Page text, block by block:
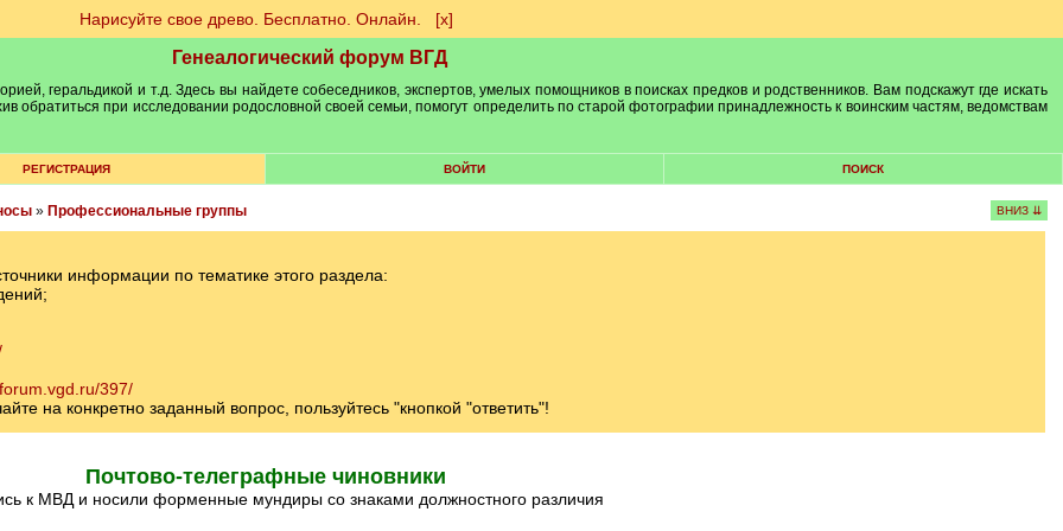
Нарисуйте свое древо. Бесплатно. Онлайн. [х]
Генеалогический форум ВГД
геральдикой и т.д. Здесь вы найдете собеседников, экспертов, умелых помощников в поисках предков и родственников. Вам подскажут где искать
обратиться при исследовании родословной своей семьи, помогут определить по старой фотографии принадлежность к воинским частям, ведомствам
РЕГИСТРАЦИЯ ВОЙТИ ПОИСК
» Профессиональные группы ВНИЗ ⇊
информации по тематике этого раздела:
397/
на конкретно заданный вопрос, пользуйтесь "кнопкой "ответить"!
Почтово-телеграфные чиновники
к МВД и носили форменные мундиры со знаками должностного различия